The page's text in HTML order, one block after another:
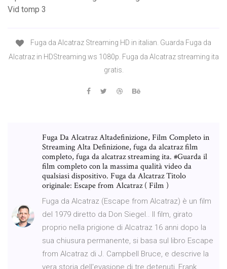
Vid tomp 3
Fuga da Alcatraz Streaming HD in italian. Guarda Fuga da
Alcatraz in HDStreaming.ws 1080p. Fuga da Alcatraz streaming ita
gratis.
Fuga Da Alcatraz Altadefinizione, Film Completo in
Streaming Alta Definizione, fuga da alcatraz film
completo, fuga da alcatraz streaming ita. #Guarda il
film completo con la massima qualità video da
qualsiasi dispositivo. Fuga da Alcatraz Titolo
originale: Escape from Alcatraz ( Film )
Fuga da Alcatraz (Escape from Alcatraz) è un film
del 1979 diretto da Don Siegel.. Il film, girato
proprio nella prigione di Alcatraz 16 anni dopo la
sua chiusura permanente, si basa sul libro Escape
from Alcatraz di J. Campbell Bruce, e descrive la
vera storia dell'evasione di tre detenuti, Frank